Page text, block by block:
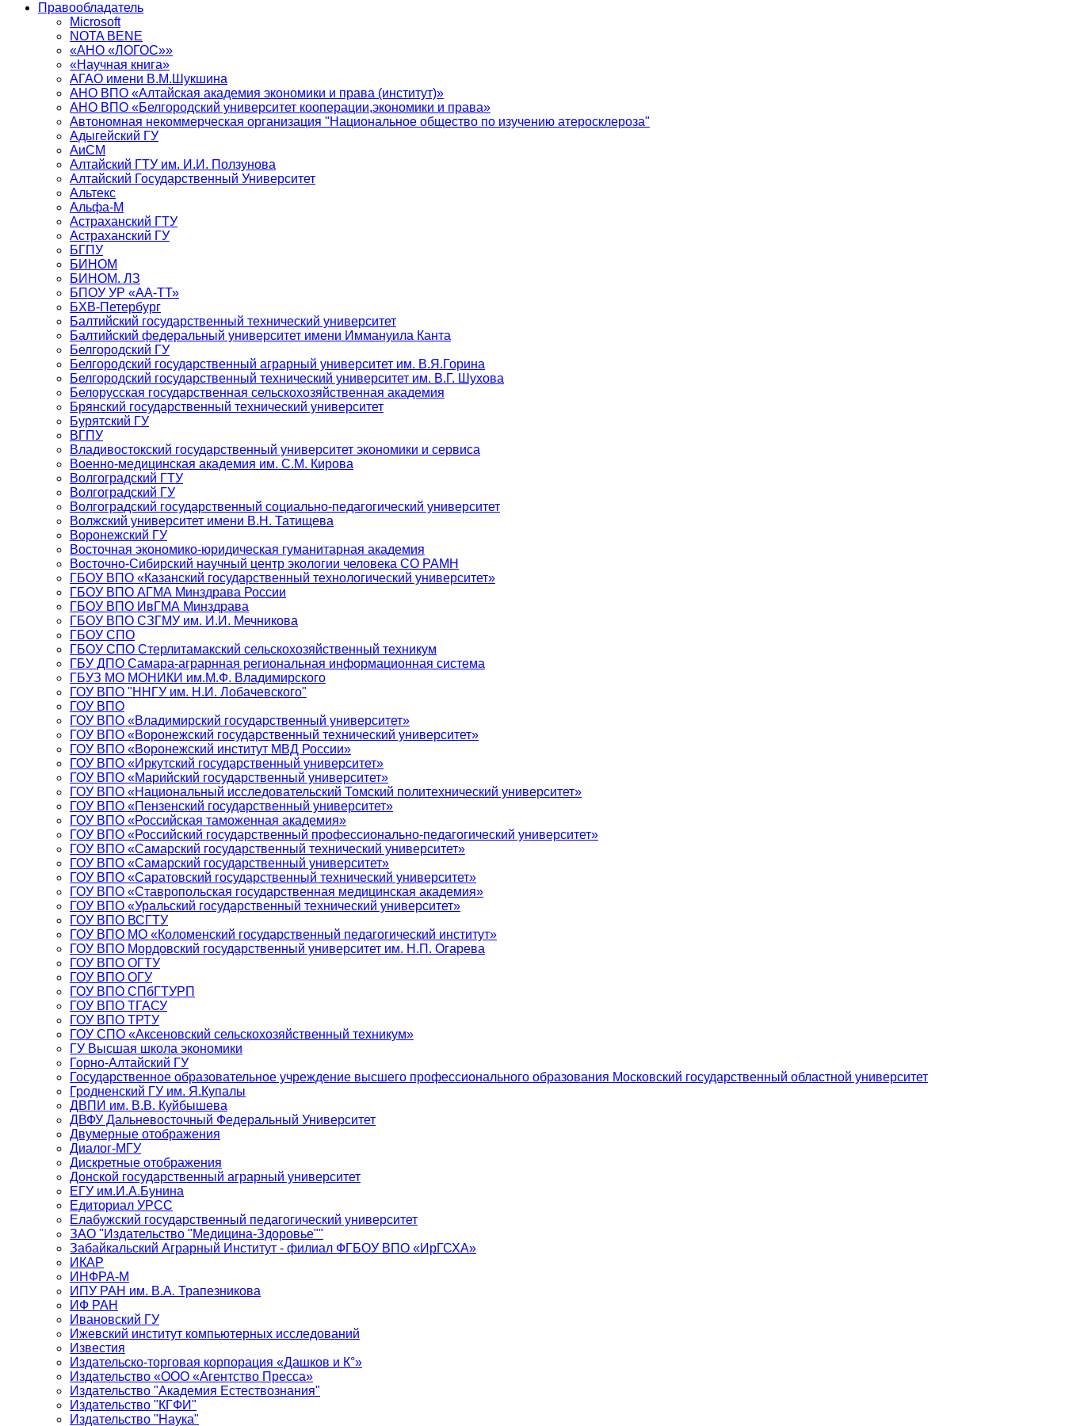
Правообладатель
Microsoft
NOTA BENE
«АНО «ЛОГОС»»
«Научная книга»
АГАО имени В.М.Шукшина
АНО ВПО «Алтайская академия экономики и права (институт)»
АНО ВПО «Белгородский университет кооперации,экономики и права»
Автономная некоммерческая организация "Национальное общество по изучению атеросклероза"
Адыгейский ГУ
АиСМ
Алтайский ГТУ им. И.И. Ползунова
Алтайский Государственный Университет
Альтекс
Альфа-М
Астраханский ГТУ
Астраханский ГУ
БГПУ
БИНОМ
БИНОМ. ЛЗ
БПОУ УР «АА-ТТ»
БХВ-Петербург
Балтийский государственный технический университет
Балтийский федеральный университет имени Иммануила Канта
Белгородский ГУ
Белгородский государственный аграрный университет им. В.Я.Горина
Белгородский государственный технический университет им. В.Г. Шухова
Белорусская государственная сельскохозяйственная академия
Брянский государственный технический университет
Бурятский ГУ
ВГПУ
Владивостокский государственный университет экономики и сервиса
Военно-медицинская академия им. С.М. Кирова
Волгоградский ГТУ
Волгоградский ГУ
Волгоградский государственный социально-педагогический университет
Волжский университет имени В.Н. Татищева
Воронежский ГУ
Восточная экономико-юридическая гуманитарная академия
Восточно-Сибирский научный центр экологии человека СО РАМН
ГБОУ ВПО «Казанский государственный технологический университет»
ГБОУ ВПО АГМА Минздрава России
ГБОУ ВПО ИвГМА Минздрава
ГБОУ ВПО СЗГМУ им. И.И. Мечникова
ГБОУ СПО
ГБОУ СПО Стерлитамакский сельскохозяйственный техникум
ГБУ ДПО Самара-аграрнная региональная информационная система
ГБУЗ МО МОНИКИ им.М.Ф. Владимирского
ГОУ ВПО "ННГУ им. Н.И. Лобачевского"
ГОУ ВПО
ГОУ ВПО «Владимирский государственный университет»
ГОУ ВПО «Воронежский государственный технический университет»
ГОУ ВПО «Воронежский институт МВД России»
ГОУ ВПО «Иркутский государственный университет»
ГОУ ВПО «Марийский государственный университет»
ГОУ ВПО «Национальный исследовательский Томский политехнический университет»
ГОУ ВПО «Пензенский государственный университет»
ГОУ ВПО «Российская таможенная академия»
ГОУ ВПО «Российский государственный профессионально-педагогический университет»
ГОУ ВПО «Самарский государственный технический университет»
ГОУ ВПО «Самарский государственный университет»
ГОУ ВПО «Саратовский государственный технический университет»
ГОУ ВПО «Ставропольская государственная медицинская академия»
ГОУ ВПО «Уральский государственный технический университет»
ГОУ ВПО ВСГТУ
ГОУ ВПО МО «Коломенский государственный педагогический институт»
ГОУ ВПО Мордовский государственный университет им. Н.П. Огарева
ГОУ ВПО ОГТУ
ГОУ ВПО ОГУ
ГОУ ВПО СПбГТУРП
ГОУ ВПО ТГАСУ
ГОУ ВПО ТРТУ
ГОУ СПО «Аксеновский сельскохозяйственный техникум»
ГУ Высшая школа экономики
Горно-Алтайский ГУ
Государственное образовательное учреждение высшего профессионального образования Московский государственный областной университет
Гродненский ГУ им. Я.Купалы
ДВПИ им. В.В. Куйбышева
ДВФУ Дальневосточный Федеральный Университет
Двумерные отображения
Диалог-МГУ
Дискретные отображения
Донской государственный аграрный университет
ЕГУ им.И.А.Бунина
Едиториал УРСС
Елабужский государственный педагогический университет
ЗАО "Издательство "Медицина-Здоровье""
Забайкальский Аграрный Институт - филиал ФГБОУ ВПО «ИрГСХА»
ИКАР
ИНФРА-М
ИПУ РАН им. В.А. Трапезникова
ИФ РАН
Ивановский ГУ
Ижевский институт компьютерных исследований
Известия
Издательско-торговая корпорация «Дашков и К°»
Издательство «ООО «Агентство Пресса»
Издательство "Академия Естествознания"
Издательство "КГФИ"
Издательство "Наука"